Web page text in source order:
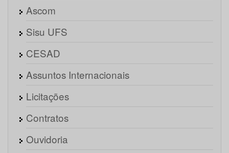
Ascom
Sisu UFS
CESAD
Assuntos Internacionais
Licitações
Contratos
Ouvidoria